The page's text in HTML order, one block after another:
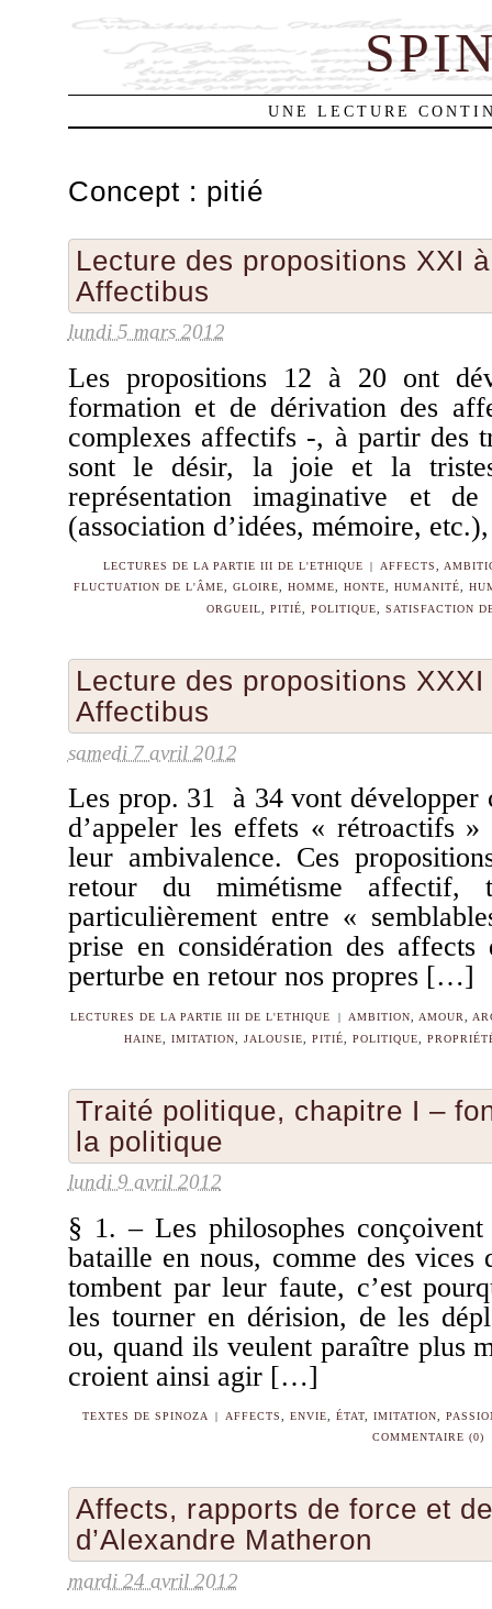
UNE LECTURE
Concept : pitié
Lecture des propositions XXI
Affectibus
lundi 5 mars 2012
Les propositions 12 à 20 ont
formation et de dérivation des
complexes affectifs -, à partir des
sont le désir, la joie et la
représentation imaginative et
(association d’idées, mémoire,
LECTURES DE LA PARTIE III DE L'ETHIQUE AFFECTS,
FLUCTUATION DE L'ÂME, GLOIRE, HOMME, HONTE, HUMANITÉ,
ORGUEIL,PITIÉ,POLITIQUE,SATISFACTION
Lecture des propositions
Affectibus
samedi 7 avril 2012
Les prop. 31 à 34 vont développer
d’appeler les effets « rétroactifs
leur ambivalence. Ces
retour du mimétisme affectif,
particulièrement entre «
prise en considération des
perturbe en retour nos propres […]
LECTURES DE LA PARTIE III DE L'ETHIQUE | AMBITION AMOUR
HAINE
,IMITATION ,JALOUSIE ,PITIÉ ,POLITIQUE ,
Traité politique, chapitre I –
la politique
lundi 9 avril 2012
§ 1. – Les philosophes
bataille en nous, comme des vices
tombent par leur faute, c’est
les tourner en dérision, de les
ou, quand ils veulent paraître plus
croient ainsi agir […]
TEXTES DE SPINOZA AFFECTS, ENVIE, ÉTAT, IMITATION,
COMMENTAIRE (0)
Affects, rapports de force et
d’Alexandre Matheron
mardi 24 avril 2012